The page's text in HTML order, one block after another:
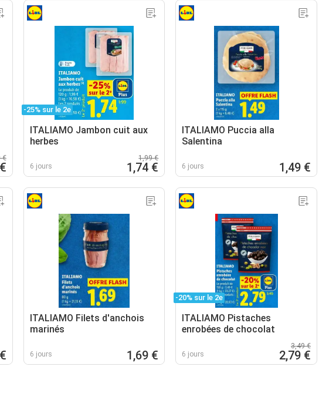
€
-25% sur le 2e
ITALIAMO Jambon cuit aux
herbes
6 jours
1,99 €
1,74 €
ITALIAMO Puccia alla
Salentina
6 jours 1,49 €
ITALIAMO Filets d'anchois
marinés
6 jours 1,69 €
-20% sur le 2e
ITALIAMO Pistaches
enrobées de chocolat
6 jours
3,49 €
2,79 €